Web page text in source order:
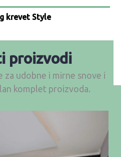
krevet Style
proizvodi
za udobne i mirne snove i
komplet proizvoda.